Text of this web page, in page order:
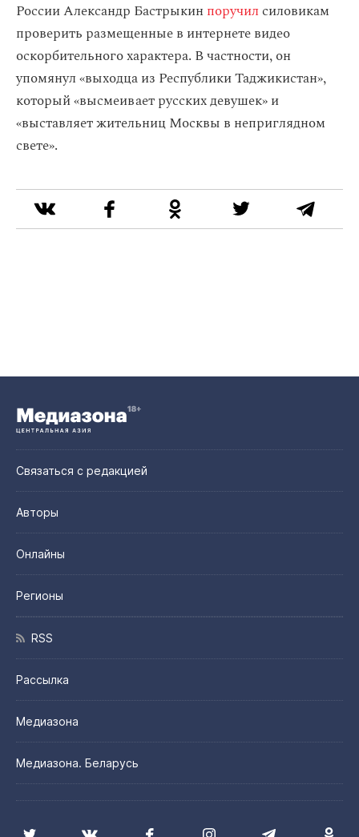
России Александр Бастрыкин поручилсиловикам
проверить размещенные в интернете видео
оскорбительного характера. В частности, он
упомянул «выходца из Республики Таджикистан»,
который «высмеивает русских девушек» и
«выставляет жительниц Москвы в неприглядном
свете».
Связаться с редакцией
Авторы
Онлайны
Регионы
RSS
Рассылка
Медиазона
Медиазона. Беларусь